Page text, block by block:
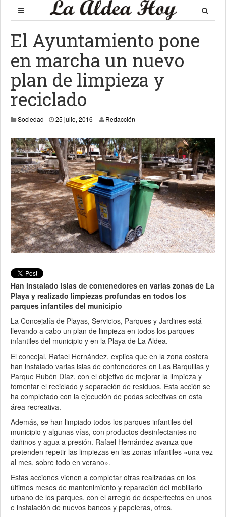
El Ayuntamiento pone
en marcha un nuevo
plan de limpieza y
reciclado
Sociedad 25 julio, 2016 28 julio, 2016
Redacción
Han instalado islas de contenedores en varias zonas de La
Playa y realizado limpiezas profundas en todos los
parques infantiles del municipio
La Concejalía de Playas, Servicios, Parques y Jardines está
llevando a cabo un plan de limpieza en todos los parques
infantiles del municipio y en la Playa de La Aldea.
El concejal, Rafael Hernández, explica que en la zona costera
han instalado varias islas de contenedores en Las Barquillas y
Parque Rubén Díaz, con el objetivo de mejorar la limpieza y
fomentar el reciclado y separación de residuos. Esta acción se
ha completado con la ejecución de podas selectivas en esta
área recreativa.
Además, se han limpiado todos los parques infantiles del
municipio y algunas vías, con productos desinfectantes no
dañinos y agua a presión. Rafael Hernández avanza que
pretenden repetir las limpiezas en las zonas infantiles «una vez
al mes, sobre todo en verano».
Estas acciones vienen a completar otras realizadas en los
últimos meses de mantenimiento y reparación del mobiliario
urbano de los parques, con el arreglo de desperfectos en unos
e instalación de nuevos bancos y papeleras, otros.